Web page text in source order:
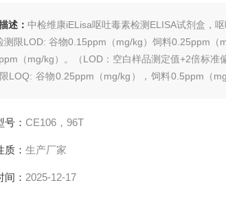
述： 中检维康iELisa呕吐毒素检测ELISA试剂盒，
测限LOD: 谷物0.15ppm（mg/kg）饲料0.25ppm（
（mg/kg）。（LOD：空白样品测定值+2倍标准
LOQ: 谷物0.25ppm（mg/kg），饲料0.5ppm（
号： CE106，96T
质： 生产厂家
间： 2025-12-17